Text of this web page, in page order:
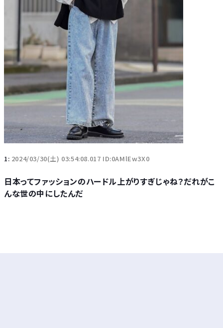
1: 2024/03/30(土) 03:54:08.017 ID:0AMlEw3X0
日本ってファッションのハードル上がりすぎじゃね？だれがこ
んな世の中にしたんだ